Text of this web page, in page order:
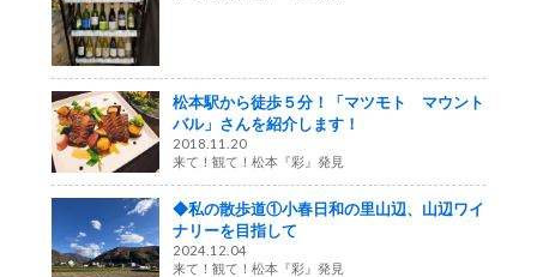
松本駅から徒歩５分！「マツモト マウント
バル」さんを紹介します！
2018.11.20
来て！観て！松本『彩』発見
◆私の散歩道①小春日和の里山辺、山辺ワイ
ナリーを目指して
2024.12.04
来て！観て！松本『彩』発見